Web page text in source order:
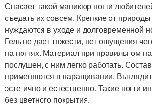
Спасает такой маникюр ногти
съедать их совсем. Крепкие от природы
нуждаются в уходе и долговременной
Гель не дает тяжести, нет ощущения
на ногтях. Материал при правильном
послушен, с ним легко работать.
применяются в наращивании. Выглядит
эстетично и естественно. Такие ногти
без цветного покрытия.